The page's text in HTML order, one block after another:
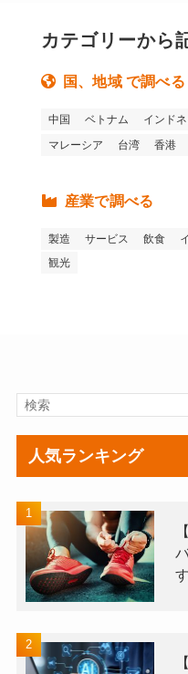
カテゴリーから
国、地域 で調べる
中国 ベトナム インド
マレーシア
台湾 香港
産業で調べる
製造 サービス 飲食
観光
人気ランキング